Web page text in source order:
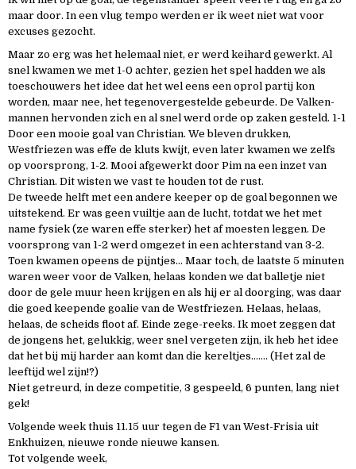
maar door. In een vlug tempo werden er ik weet niet wat voor
excuses gezocht.
Maar zo erg was het helemaal niet, er werd keihard gewerkt. Al
snel kwamen we met 1-0 achter, gezien het spel hadden we als
toeschouwers het idee dat het wel eens een oprol partij kon
worden, maar nee, het tegenovergestelde gebeurde. De Valken-
mannen hervonden zich en al snel werd orde op zaken gesteld. 1-1
Door een mooie goal van Christian. We bleven drukken,
Westfriezen was effe de kluts kwijt, even later kwamen we zelfs
op voorsprong, 1-2. Mooi afgewerkt door Pim na een inzet van
Christian. Dit wisten we vast te houden tot de rust.
De tweede helft met een andere keeper op de goal begonnen we
uitstekend. Er was geen vuiltje aan de lucht, totdat we het met
name fysiek (ze waren effe sterker) het af moesten leggen. De
voorsprong van 1-2 werd omgezet in een achterstand van 3-2.
Toen kwamen opeens de pijntjes… Maar toch, de laatste 5 minuten
waren weer voor de Valken, helaas konden we dat balletje niet
door de gele muur heen krijgen en als hij er al doorging, was daar
die goed keepende goalie van de Westfriezen. Helaas, helaas,
helaas, de scheids floot af. Einde zege-reeks. Ik moet zeggen dat
de jongens het, gelukkig, weer snel vergeten zijn, ik heb het idee
dat het bij mij harder aan komt dan die kereltjes……. (Het zal de
leeftijd wel zijn!?)
Niet getreurd, in deze competitie, 3 gespeeld, 6 punten, lang niet
gek!
Volgende week thuis 11.15 uur tegen de F1 van West-Frisia uit
Enkhuizen, nieuwe ronde nieuwe kansen.
Tot volgende week,